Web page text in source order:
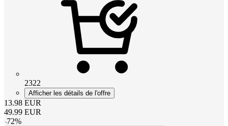
2322
Afficher les détails de l'offre
13.98 EUR
49.99 EUR
-72%